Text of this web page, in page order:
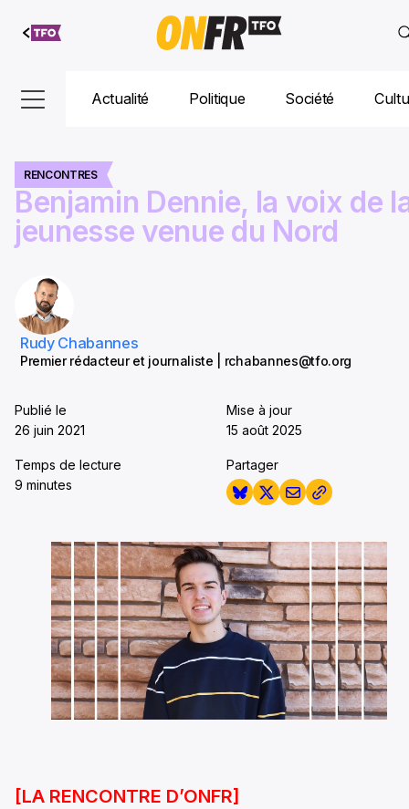
Aller au
contenu
Actualité Politique Société
RENCONTRES
Benjamin Dennie, la voix de
jeunesse venue du Nord
Rudy Chabannes
Premier rédacteur et journaliste | rchabannes@tfo.org
Publié le
26 juin 2021
Mise à jour
15 août 2025
Temps de lecture
9 minutes
Partager
[LA RENCONTRE D’ONFR]